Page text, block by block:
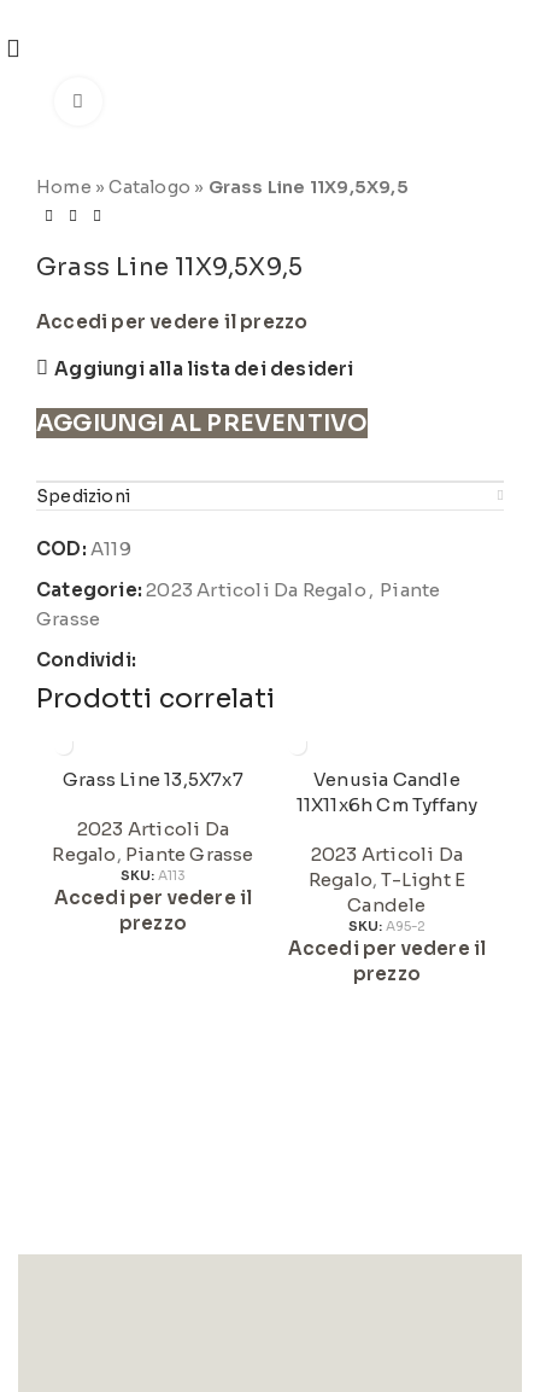
Home »Catalogo » Grass Line 11X9,5X9,5
Grass Line 11X9,5X9,5
Accedi per vedere il prezzo
Aggiungi alla lista dei desideri
AGGIUNGI AL PREVENTIVO
Spedizioni
COD: A119
Categorie: 2023 Articoli Da Regalo , Piante
Grasse
Condividi:
Prodotti correlati
Grass Line 13,5X7x7
2023 Articoli Da
Regalo, Piante Grasse
SKU: A113
Accedi per vedere il
prezzo
Venusia Candle
11X11x6h Cm Tyffany
2023 Articoli Da
Regalo,T-Light E
Candele
SKU: A95-2
Accedi per vedere il
prezzo